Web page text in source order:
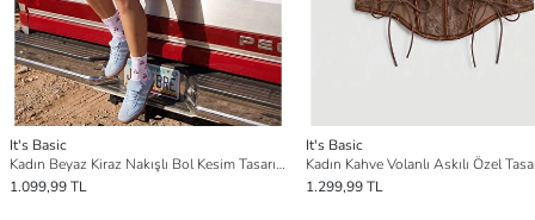
It's Basic
Kadın Beyaz Kiraz Nakışlı Bol Kesim Tasarım T-Shirt
1.099,99 TL
It's Basic
1.299,99 TL